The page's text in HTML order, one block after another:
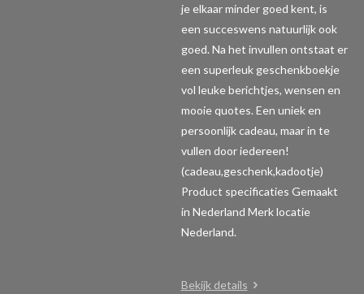
je elkaar minder goed kent, is
een succeswens natuurlijk ook
goed. Na het invullen ontstaat er
een superleuk geschenkboekje
vol leuke berichtjes, wensen en
mooie quotes. Een uniek en
persoonlijk cadeau, maar in te
vullen door iedereen!
(cadeau,geschenk,kadootje)
Product specificaties Gemaakt
in Nederland Merk locatie
Nederland.
Bekijk details